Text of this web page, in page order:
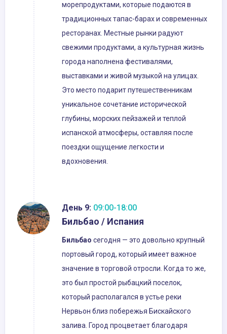
морепродуктами, которые подаются в
традиционных тапас-барах и современных
ресторанах. Местные рынки радуют
свежими продуктами, а культурная жизнь
города наполнена фестивалями,
выставками и живой музыкой на улицах.
Это место подарит путешественникам
уникальное сочетание исторической
глубины, морских пейзажей и теплой
испанской атмосферы, оставляя после
поездки ощущение легкости и
вдохновения.
День 9: 09:00-18:00
Бильбао / Испания
Бильбао сегодня — это довольно крупный
портовый город, который имеет важное
значение в торговой отросли. Когда то же,
это был простой рыбацкий поселок,
который располагался в устье реки
Нервьон близ побережья Бискайского
залива. Город процветает благодаря